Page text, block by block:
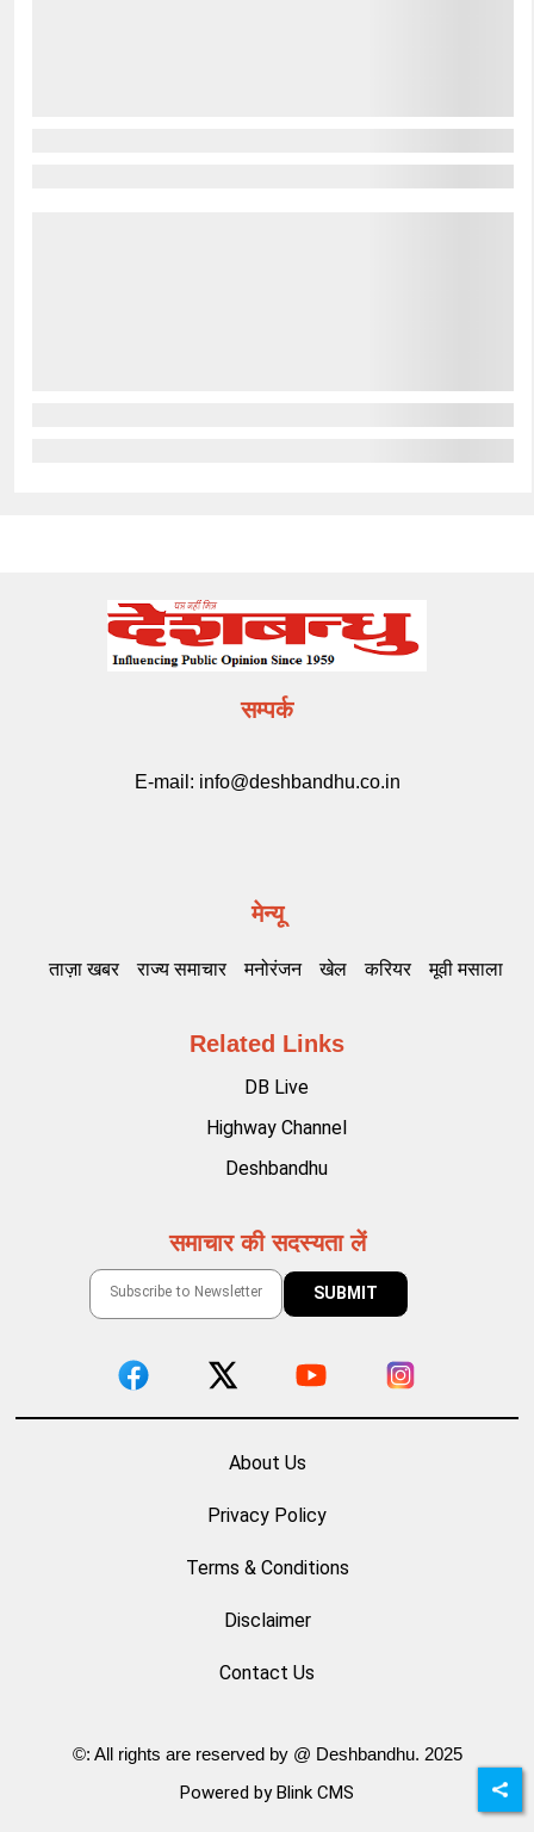
सम्पर्क
E-mail: info@deshbandhu.co.in
मेन्यू
ताज़ा खबर राज्य समाचार मनोरंजन खेल करियर मूवी मसाला
Related Links
DB Live
Highway Channel
Deshbandhu
समाचार की सदस्यता लें
About Us
Privacy Policy
Terms & Conditions
Disclaimer
Contact Us
©: All rights are reserved by @ Deshbandhu. 2025
Powered by Blink CMS